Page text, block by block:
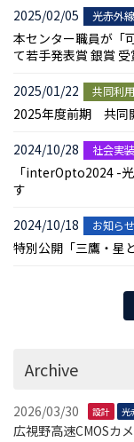
2025/02/05
光赤外線
本センター職員が「
て若手発表賞 銀賞 受
2025/01/22
共同利用
2025年度前期 共同
2024/10/28
社会実装
「interOpto2024 -
す
2024/10/18
お知らせ
特別公開「三鷹・星
ナ
ゲ
Archive
2026/03/30 設計 光
広視野高速CMOSカ